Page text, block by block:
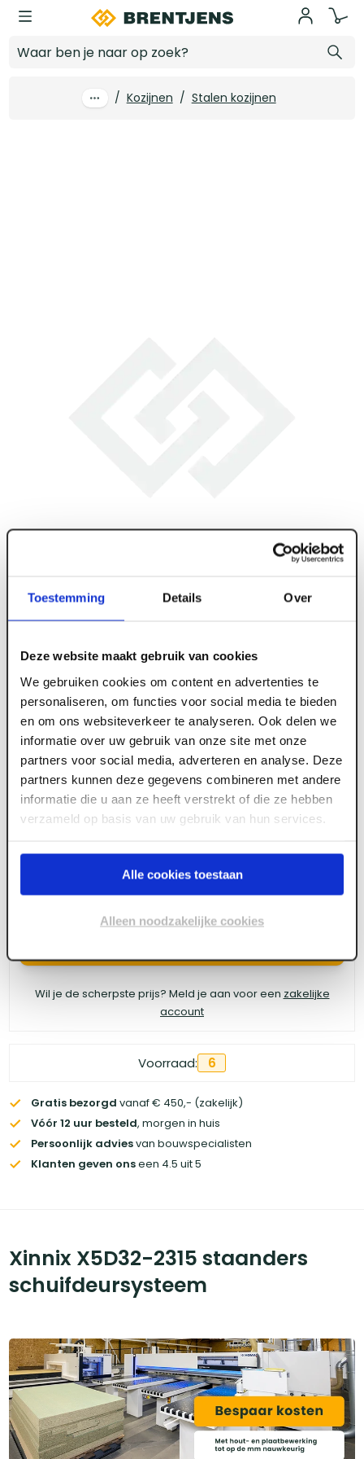
Toestemming Details Over
Deze website maakt gebruik van cookies
We gebruiken cookies om content en advertenties te
personaliseren, om functies voor social media te bieden
en om ons websiteverkeer te analyseren. Ook delen we
informatie over uw gebruik van onze site met onze
partners voor social media, adverteren en analyse. Deze
partners kunnen deze gegevens combineren met andere
informatie die u aan ze heeft verstrekt of die ze hebben
verzameld op basis van uw gebruik van hun services.
Alle cookies toestaan
Alleen noodzakelijke cookies
Ga naar hoofdinhoud
/ Kozijnen / Stalen kozijnen
ART004661
Xinnix X5D32-2315 staanders
schuifdeursysteem
Meld je aan of maak een account aan om toegang
te krijgen tot de prijzen.
Wil je de scherpste prijs? Meld je aan voor een zakelijke
account
Voorraad: 6
Gratis bezorgd vanaf € 450,- (zakelijk)
Vóór 12 uur besteld, morgen in huis
Persoonlijk adviesvan bouwspecialisten
Klanten geven onseen 4.5 uit 5
Xinnix X5D32-2315 staanders
schuifdeursysteem
Log in voor prijzen